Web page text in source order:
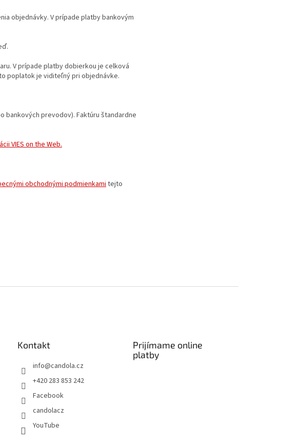
objednávky. V prípade platby bankovým
V prípade platby dobierkou je celková
poplatok je viditeľný pri objednávke.
bankových prevodov). Faktúru štandardne
VIES on the Web.
obchodnými podmienkami tejto
Kontakt
info@candola.cz
+420 283 853 242
Facebook
candolacz
YouTube
Prijímame online
platby